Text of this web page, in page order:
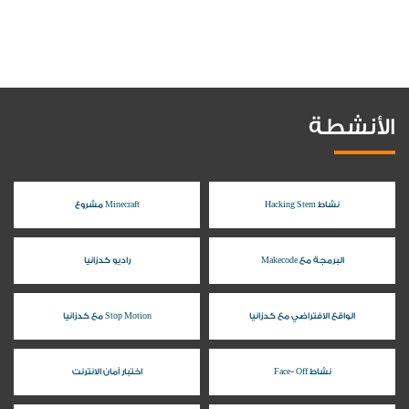
الأنشطة
نشاط Hacking Stem Minecraft مشروع
البرمجة مع Makecode راديو كدزانيا
الواقع الافتراضي مع كدزانيا Stop Motion مع كدزانيا
نشاط Face- Off اختبار آمان الانترنت